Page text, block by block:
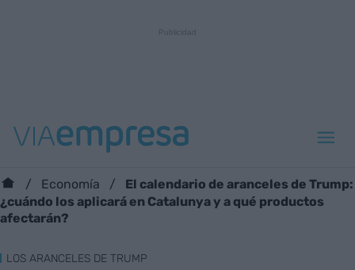
Economía
El calendario de aranceles de Trump:
¿cuándo los aplicará en Catalunya y a qué productos
afectarán?
LOS ARANCELES DE TRUMP